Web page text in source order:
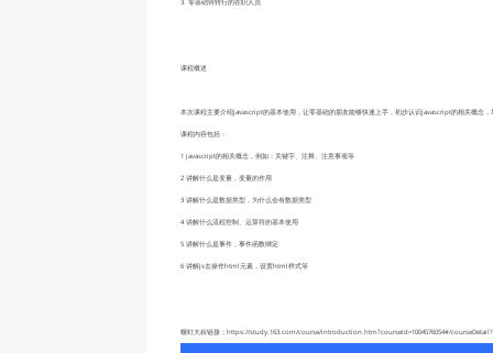
课程概述
本次课程主要介绍javascript的基本使用，让零基础的朋友能够快速上手，初步认识javascript的相关概念
课程内容包括：
1 javascript的相关概念，例如：关键字、注释、注意事项等
2 讲解什么是变量，变量的作用
3 讲解什么是数据类型，为什么会有数据类型
4 讲解什么流程控制、运算符的基本使用
5 讲解什么是事件，事件函数绑定
6 讲解js去操作html元素，设置html样式等
螺钉大叔链接；https://study.163.com/course/introduction.htm?courseId=1004576054#/